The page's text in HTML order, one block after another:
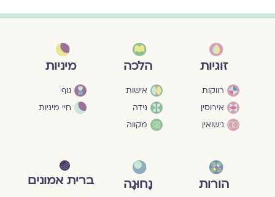
זוגיות
רווקות
אירוסין
נישואין
הלכה
אישות
נידה
מקווה
מיניות
גוף
חיי מיניות
הורות נָחוּגָה ברית אמונים